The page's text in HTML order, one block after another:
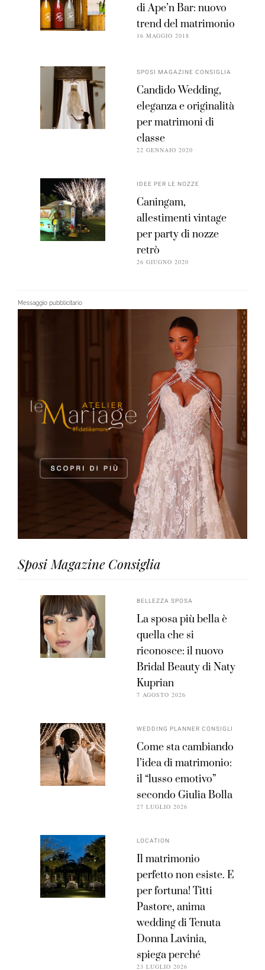
di Ape’n Bar: nuovo
trend del matrimonio
16 MAGGIO 2018
SPOSI MAGAZINE CONSIGLIA
Candido Wedding,
eleganza e originalità
per matrimoni di
classe
22 GENNAIO 2020
IDEE PER LE NOZZE
Caningam,
allestimenti vintage
per party di nozze
retrò
26 GIUGNO 2020
Messaggio pubblicitario
Sposi Magazine Consiglia
BELLEZZA SPOSA
La sposa più bella è
quella che si
riconosce: il nuovo
Bridal Beauty di Naty
Kuprian
7 AGOSTO 2026
WEDDING PLANNER CONSIGLI
Come sta cambiando
l’idea di matrimonio:
il “lusso emotivo”
secondo Giulia Bolla
27 LUGLIO 2026
LOCATION
Il matrimonio
perfetto non esiste. E
per fortuna! Titti
Pastore, anima
wedding di Tenuta
Donna Lavinia,
spiega perché
23 LUGLIO 2026